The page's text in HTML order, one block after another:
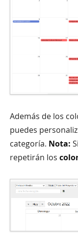
Además de los
puedes
categoría. Nota:
repetirán los